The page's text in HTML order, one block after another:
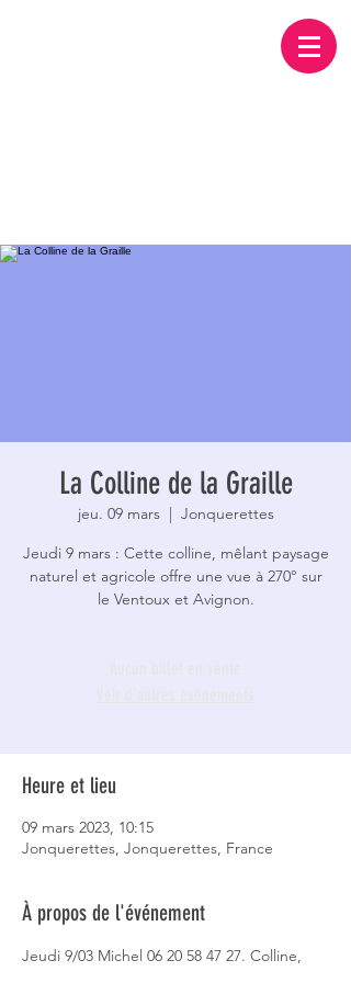
La Colline de la Graille
jeu. 09 mars
  |
Jonquerettes
Jeudi 9 mars : Cette colline, mêlant paysage
naturel et agricole offre une vue à 270° sur
le Ventoux et Avignon.
Heure et lieu
09 mars 2023, 10:15
Jonquerettes, Jonquerettes, France
À propos de l'événement
Jeudi 9/03 Michel 06 20 58 47 27. Colline,